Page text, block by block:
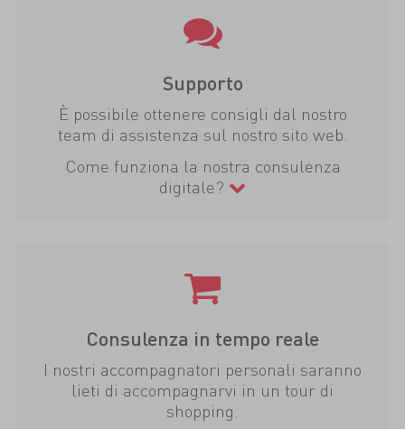
Supporto
È possibile ottenere consigli dal nostro
team di assistenza sul nostro sito web.
Come funziona la nostra consulenza
digitale?
Consulenza in tempo reale
I nostri accompagnatori personali saranno
lieti di accompagnarvi in un tour di
shopping.